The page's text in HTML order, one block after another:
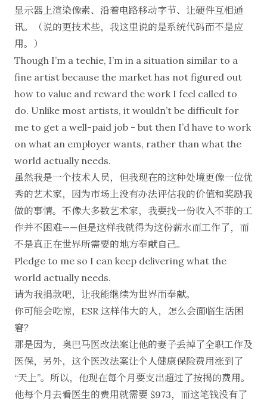
显示器上渲染像素、沿着电路移动字节、让硬件互相通
讯。（说的更技术些，我这里说的是系统代码而不是应
用。）
Though I’m a techie, I’m in a situation similar to a
fine artist because the market has not figured out
how to value and reward the work I feel called to
do. Unlike most artists, it wouldn’t be difficult for
me to get a well-paid job - but then I’d have to work
on what an employer wants, rather than what the
world actually needs.
虽然我是一个技术人员，但我现在的这种处境更像一位优
秀的艺术家，因为市场上没有办法评估我的价值和奖励我
做的事情。不像大多数艺术家，我要找一份收入不菲的工
作并不困难——但是这样我就得为这份薪水而工作了，而
不是真正在世界所需要的地方奉献自己。
Pledge to me so I can keep delivering what the
world actually needs.
请为我捐款吧，让我能继续为世界而奉献。
你可能会吃惊，ESR 这样伟大的人，怎么会面临生活困
窘？
那是因为，奥巴马医改法案让他的妻子丢掉了全职工作及
医保，另外，这个医改法案让个人健康保险费用涨到了
“天上”。所以，他现在每个月要支出超过了按揭的费用。
他每个月去看医生的费用就需要 $973，而这笔钱没有了